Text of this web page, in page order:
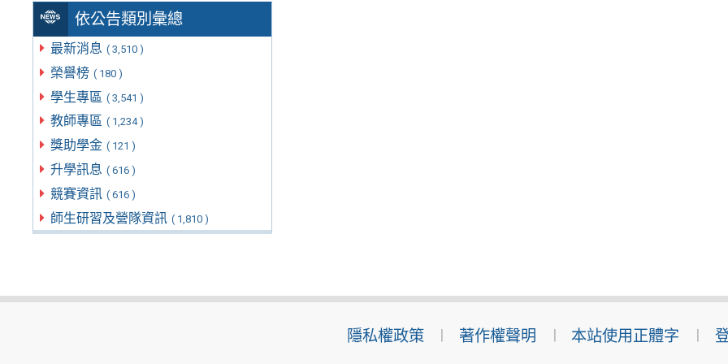
依公告類別彙總
最新消息 ( 3,510 )
榮譽榜 ( 180 )
學生專區 ( 3,541 )
教師專區 ( 1,234 )
獎助學金 ( 121 )
升學訊息 ( 616 )
競賽資訊 ( 616 )
師生研習及營隊資訊 ( 1,810 )
隱私權政策 著作權聲明 本站使用正體字